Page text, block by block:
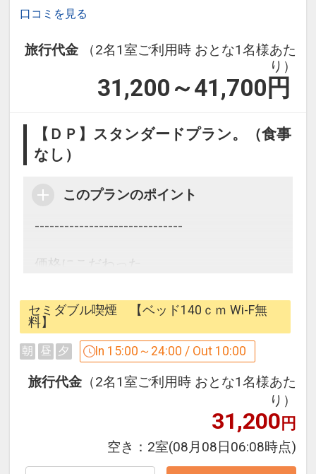
口コミを見る
旅行代金
（2名1室ご利用時 おとな1名様あた
り）
31,200～41,700 円
【ＤＰ】スタンダードプラン。（食事
なし）
このプランのポイント
------------------------------
価格にこだわった、
------------------------------
◇広島東急REIホテルはここがオスス
メ！◇
エレベーターにはカードキーによるセキ
ュリティーシステムを採用で安心！
セミダブル喫煙 【ベッド140ｃｍ Wi-F無
料】
朝 昼 夕 In 15:00～24:00 / Out 10:00
旅行代金 （2名1室ご利用時 おとな1名様あた
り）
31,200円
空き： 2室(08月08日06:08時点)